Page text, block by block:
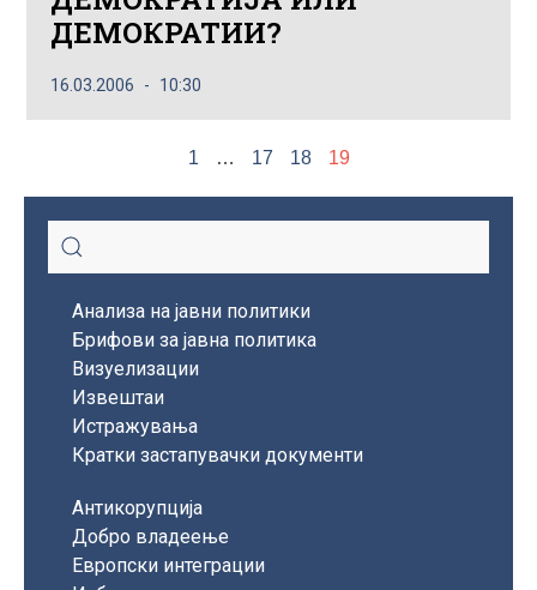
Анализа на јавни политики
Брифови за јавна политика
Визуелизации
Извештаи
Истражувања
Кратки застапувачки документи
Антикорупција
Добро владеење
Европски интеграции
ДЕМОКРАТИИ?
16.03.2006 10:30
1 … 17 18 19